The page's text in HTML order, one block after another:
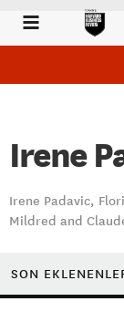
Irene
Irene Padavic,
Mildred and
SON